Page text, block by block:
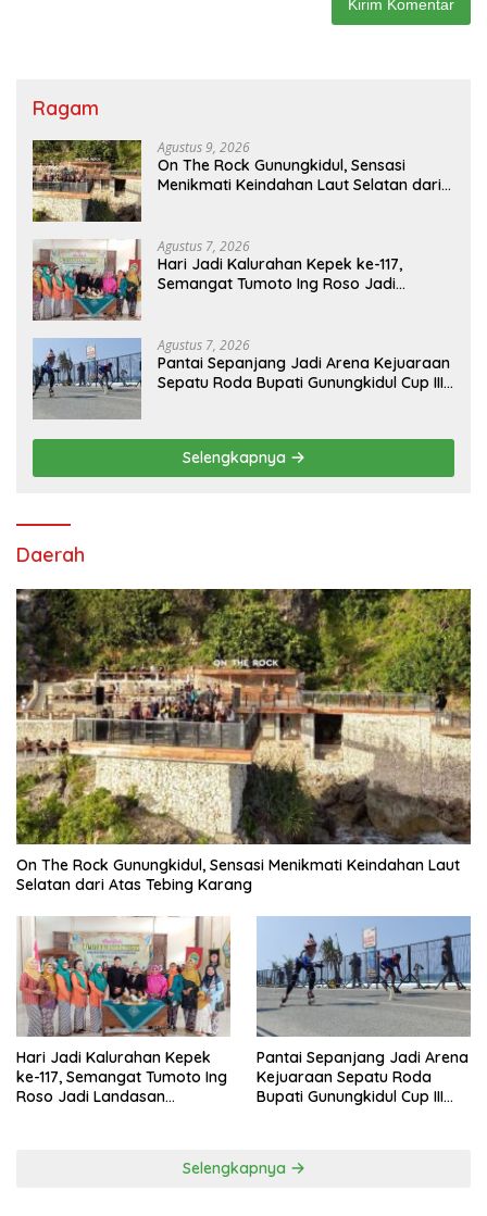
Ragam
Agustus 9, 2026
On The Rock Gunungkidul, Sensasi
Menikmati Keindahan Laut Selatan dari
Agustus 7, 2026
Hari Jadi Kalurahan Kepek ke-117,
Semangat Tumoto Ing Roso Jadi
Agustus 7, 2026
Pantai Sepanjang Jadi Arena Kejuaraan
Sepatu Roda Bupati Gunungkidul Cup III
Selengkapnya
Daerah
On The Rock Gunungkidul, Sensasi Menikmati Keindahan Laut
Selatan dari Atas Tebing Karang
Hari Jadi Kalurahan Kepek
ke-117, Semangat Tumoto Ing
Roso Jadi Landasan
Pantai Sepanjang Jadi Arena
Kejuaraan Sepatu Roda
Bupati Gunungkidul Cup III
Selengkapnya